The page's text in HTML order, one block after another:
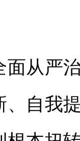
从严治
、自我